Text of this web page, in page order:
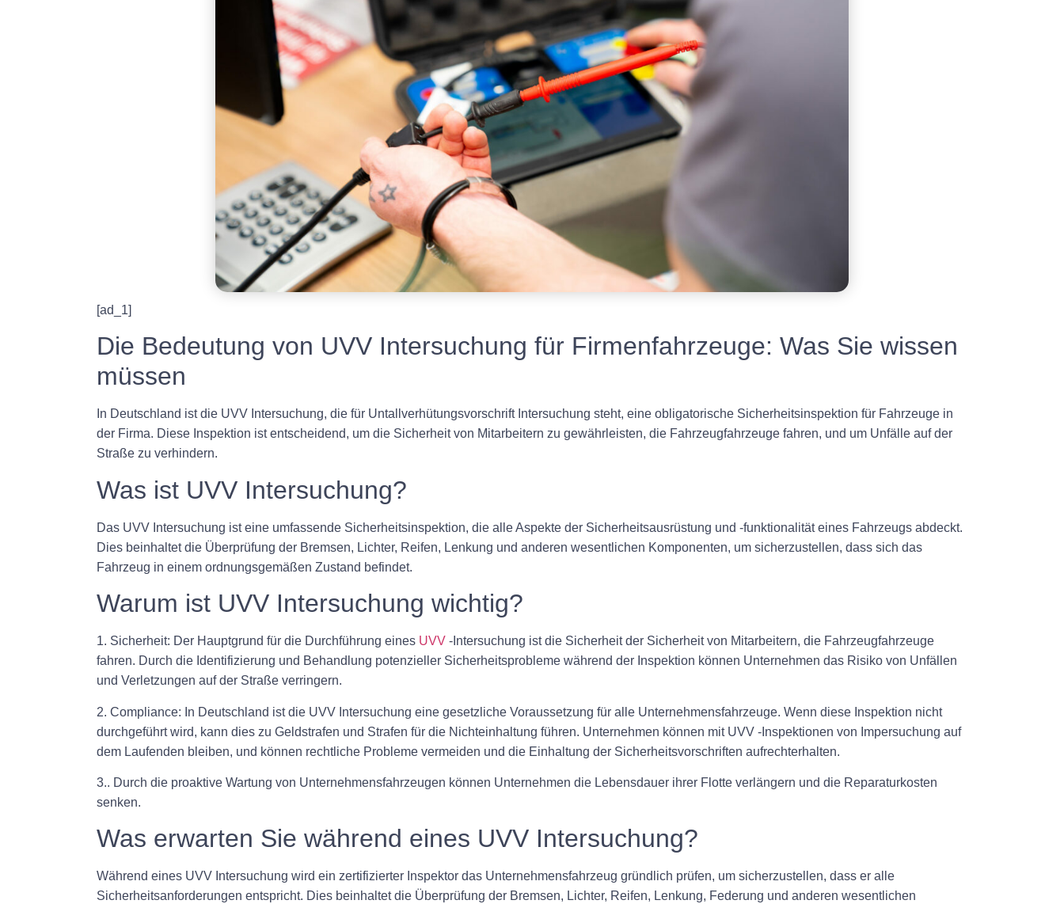
[ad_1]
Die Bedeutung von UVV Intersuchung für Firmenfahrzeuge: Was Sie wissen
müssen
In Deutschland ist die UVV Intersuchung, die für Untallverhütungsvorschrift Intersuchung steht, eine obligatorische Sicherheitsinspektion für Fahrzeuge in
der Firma. Diese Inspektion ist entscheidend, um die Sicherheit von Mitarbeitern zu gewährleisten, die Fahrzeugfahrzeuge fahren, und um Unfälle auf der
Straße zu verhindern.
Was ist UVV Intersuchung?
Das UVV Intersuchung ist eine umfassende Sicherheitsinspektion, die alle Aspekte der Sicherheitsausrüstung und -funktionalität eines Fahrzeugs abdeckt.
Dies beinhaltet die Überprüfung der Bremsen, Lichter, Reifen, Lenkung und anderen wesentlichen Komponenten, um sicherzustellen, dass sich das
Fahrzeug in einem ordnungsgemäßen Zustand befindet.
Warum ist UVV Intersuchung wichtig?
1. Sicherheit: Der Hauptgrund für die Durchführung eines UVV -Intersuchung ist die Sicherheit der Sicherheit von Mitarbeitern, die Fahrzeugfahrzeuge
fahren. Durch die Identifizierung und Behandlung potenzieller Sicherheitsprobleme während der Inspektion können Unternehmen das Risiko von Unfällen
und Verletzungen auf der Straße verringern.
2. Compliance: In Deutschland ist die UVV Intersuchung eine gesetzliche Voraussetzung für alle Unternehmensfahrzeuge. Wenn diese Inspektion nicht
durchgeführt wird, kann dies zu Geldstrafen und Strafen für die Nichteinhaltung führen. Unternehmen können mit UVV -Inspektionen von Impersuchung auf
dem Laufenden bleiben, und können rechtliche Probleme vermeiden und die Einhaltung der Sicherheitsvorschriften aufrechterhalten.
3.. Durch die proaktive Wartung von Unternehmensfahrzeugen können Unternehmen die Lebensdauer ihrer Flotte verlängern und die Reparaturkosten
senken.
Was erwarten Sie während eines UVV Intersuchung?
Während eines UVV Intersuchung wird ein zertifizierter Inspektor das Unternehmensfahrzeug gründlich prüfen, um sicherzustellen, dass er alle
Sicherheitsanforderungen entspricht. Dies beinhaltet die Überprüfung der Bremsen, Lichter, Reifen, Lenkung, Federung und anderen wesentlichen